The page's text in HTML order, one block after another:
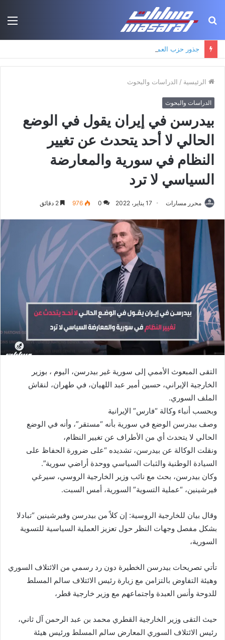
بحث
الرئيسية / الدراسات والبحوث
الدراسات والبحوث
بيدرسن في إيران يقول في الوضع
الحالي لا أحد يتحدث عن تغيير
النظام في سورية والمعارضة
السياسي لا ترد
محرر مسارات 17 يناير، 2022 0
976
التقى المبعوث الأممي إلى سورية غير بيدرسن، اليوم ، بوزير
الخارجية الإيراني، حسين أمير عبد اللهيان، في طهران، لنقاش
الملف السوري.
وبحسب أنباء وكالة “فارس” الإيرانية
وصف بيدرسن الوضع في سورية بأنه “مستقر”، وأنه في الوضع
الحالي لا يتحدث أي من الأطراف عن تغيير النظام،
ونقلت الوكالة عن بيدرسن، تشديده “على ضرورة الحفاظ على
السيادة الوطنية والثبات السياسي ووحدة أراضي سورية”.
وكان بيدرسن، بحث مع نائب وزير الخارجية الروسي، سيرغي
فيرشينين، “عملية التسوية” السورية، أمس السبت.
وقال بيان للخارجية الروسية: إن كلاً من بيدرسن وفيرشينين “تبادلا
بشكل مفصل وجهات النظر حول تعزيز العملية السياسية للتسوية
السورية،
تأتي تصريحات بيدرسن الخطيرة دون رد رسمي من الائتلاف السوري
وهيئة التفاوض بالتزامن مع زيارة رئيس الائتلاف سالم المسلط
للدوحة وأنس العبدة واجتماعهم مع وزير خارجية قطر،
حيث التقى وزير الخارجية القطري محمد بن عبد الرحمن آل ثاني،
رئيس الائتلاف السوري المعارض سالم المسلط ورئيس هيئة